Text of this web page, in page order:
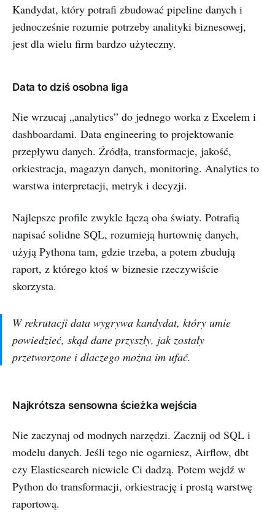
Kandydat, który potrafi zbudować pipeline danych i
jednocześnie rozumie potrzeby analityki biznesowej,
jest dla wielu firm bardzo użyteczny.
Data to dziś osobna liga
Nie wrzucaj „analytics” do jednego worka z Excelem i
dashboardami. Data engineering to projektowanie
przepływu danych. Źródła, transformacje, jakość,
orkiestracja, magazyn danych, monitoring. Analytics to
warstwa interpretacji, metryk i decyzji.
Najlepsze profile zwykle łączą oba światy. Potrafią
napisać solidne SQL, rozumieją hurtownię danych,
użyją Pythona tam, gdzie trzeba, a potem zbudują
raport, z którego ktoś w biznesie rzeczywiście
skorzysta.
W rekrutacji data wygrywa kandydat, który umie
powiedzieć, skąd dane przyszły, jak zostały
przetworzone i dlaczego można im ufać.
Najkrótsza sensowna ścieżka wejścia
Nie zaczynaj od modnych narzędzi. Zacznij od SQL i
modelu danych. Jeśli tego nie ogarniesz, Airflow, dbt
czy Elasticsearch niewiele Ci dadzą. Potem wejdź w
Python do transformacji, orkiestrację i prostą warstwę
raportową.